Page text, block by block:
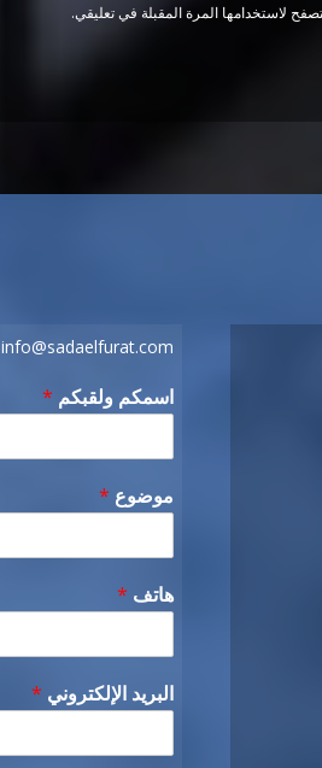
لاستخدامها المرة المقبلة في تعليقي.
info@sadaelfurat.com
اسمكم ولقبكم *
موضوع *
هاتف *
البريد الإلكتروني *